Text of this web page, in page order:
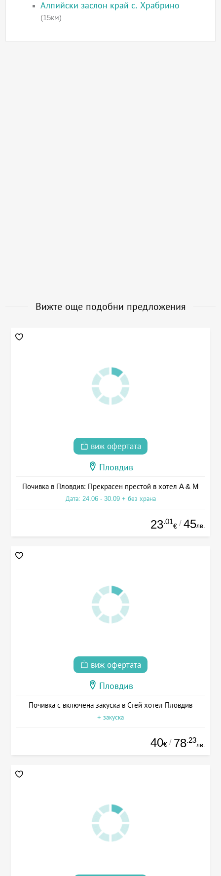
Алпийски заслон край с. Храбрино
(15км)
Вижте още подобни предложения
виж офертата
Пловдив
Почивка в Пловдив: Прекрасен престой в хотел A & M
Дата: 24.06 - 30.09 + без храна
23.01
€ / 45лв.
виж офертата
Пловдив
Почивка с включена закуска в Стей хотел Пловдив
+ закуска
40€ / 78.23
лв.